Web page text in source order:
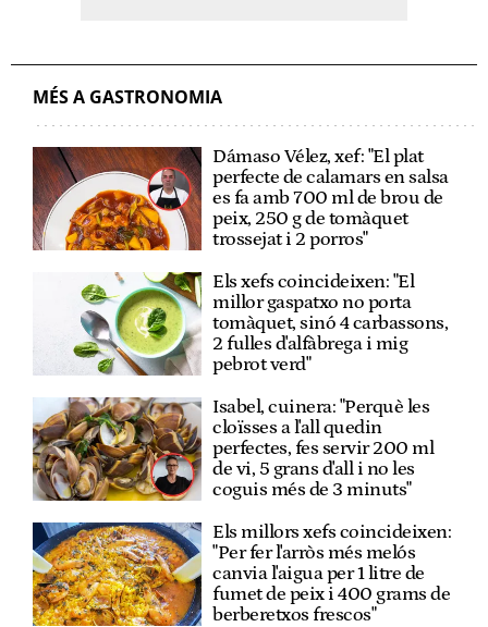
MÉS A GASTRONOMIA
Dámaso Vélez, xef: "El plat
perfecte de calamars en salsa
es fa amb 700 ml de brou de
peix, 250 g de tomàquet
trossejat i 2 porros"
Els xefs coincideixen: "El
millor gaspatxo no porta
tomàquet, sinó 4 carbassons,
2 fulles d'alfàbrega i mig
pebrot verd"
Isabel, cuinera: "Perquè les
cloïsses a l'all quedin
perfectes, fes servir 200 ml
de vi, 5 grans d'all i no les
coguis més de 3 minuts"
Els millors xefs coincideixen:
"Per fer l'arròs més melós
canvia l'aigua per 1 litre de
fumet de peix i 400 grams de
berberetxos frescos"